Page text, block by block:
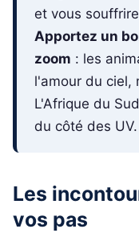
et vous
Apportez un
zoom : les
l'amour du ciel,
L'Afrique du
du côté des UV.
Les
vos pas